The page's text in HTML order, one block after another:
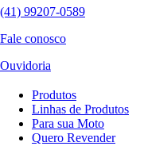
(41) 99207-0589
Fale conosco
Ouvidoria
Produtos
Linhas de Produtos
Para sua Moto
Quero Revender